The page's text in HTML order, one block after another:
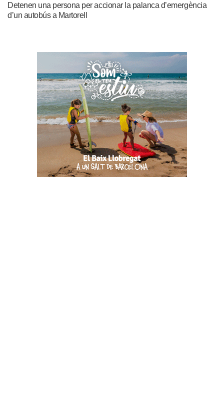
Detenen una persona per accionar la palanca d’emergència
d’un autobús a Martorell